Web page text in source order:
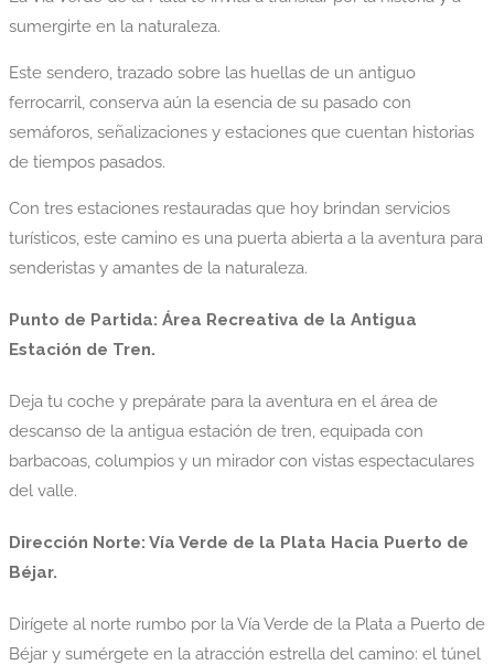
sumergirte en la naturaleza.
Este sendero, trazado sobre las huellas de un antiguo
ferrocarril, conserva aún la esencia de su pasado con
semáforos, señalizaciones y estaciones que cuentan historias
de tiempos pasados.
Con tres estaciones restauradas que hoy brindan servicios
turísticos, este camino es una puerta abierta a la aventura para
senderistas y amantes de la naturaleza.
Punto de Partida: Área Recreativa de la Antigua
Estación de Tren.
Deja tu coche y prepárate para la aventura en el área de
descanso de la antigua estación de tren, equipada con
barbacoas, columpios y un mirador con vistas espectaculares
del valle.
Dirección Norte: Vía Verde de la Plata Hacia Puerto de
Béjar.
Dirígete al norte rumbo por la Vía Verde de la Plata a Puerto de
Béjar y sumérgete en la atracción estrella del camino: el túnel